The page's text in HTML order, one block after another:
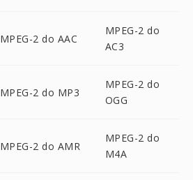
MPEG-2 do AAC
MPEG-2 do
AC3
MPEG-2 do MP3
MPEG-2 do
OGG
MPEG-2 do AMR
MPEG-2 do
M4A